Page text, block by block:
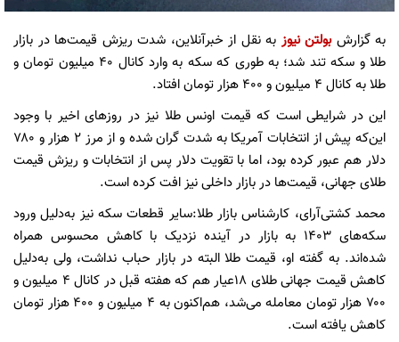
به گزارشبولتن نیوز به نقل از خبرآنلاین، شدت ریزش قیمت‌ها در بازار
طلا و سکه تند شد؛ به طوری که سکه به وارد کانال ۴۰ میلیون تومان و
طلا به کانال ۴ میلیون و ۴۰۰ هزار تومان افتاد.
این در شرایطی است که قیمت اونس طلا نیز در روزهای اخیر با وجود
این‌که پیش از انتخابات آمریکا به شدت گران شده و از مرز ۲ هزار و ۷۸۰
دلار هم عبور کرده بود، اما با تقویت دلار پس از انتخابات و ریزش قیمت
طلای جهانی، قیمت‌ها در بازار داخلی نیز افت کرده است.
محمد کشتی‌آرای، کارشناس بازار طلا:سایر قطعات سکه نیز به‌دلیل ورود
سکه‌های ۱۴۰۳ به بازار در آینده نزدیک با کاهش محسوس همراه
شده‌اند. به گفته او، قیمت طلا البته در بازار حباب نداشت، ولی به‌دلیل
کاهش قیمت جهانی طلای ۱۸عیار هم که هفته قبل در کانال ۴ میلیون و
۷۰۰ هزار تومان معامله می‌شد، هم‌اکنون به ۴ میلیون و ۴۰۰ هزار تومان
کاهش یافته است.